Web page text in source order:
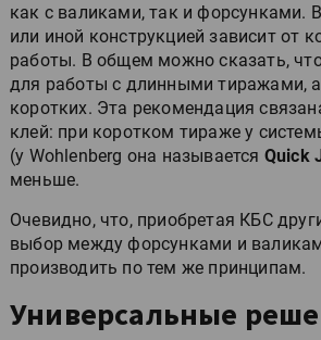
как с валиками, так и форсунками.
или иной конструкцией зависит от
работы. В общем можно сказать,
для работы с длинными тиражами,
коротких. Эта рекомендация
клей: при коротком тираже у
(у Wohlenberg она называется Quick
меньше.
Очевидно, что, приобретая КБС
выбор между форсунками и
производить по тем же принципам.
Универсальные